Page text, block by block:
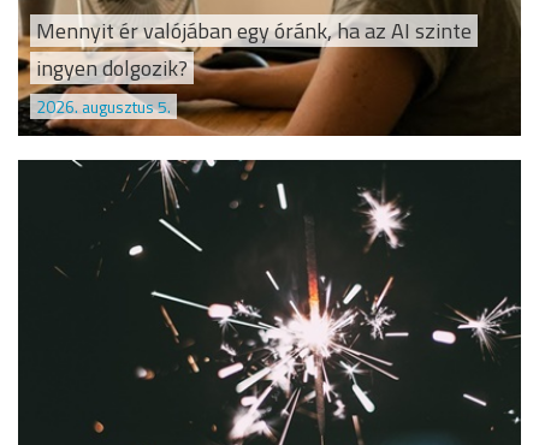
Mennyit ér valójában egy óránk, ha az AI szinte
ingyen dolgozik?
2026. augusztus 5.